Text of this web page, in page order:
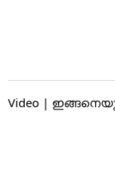
Video |